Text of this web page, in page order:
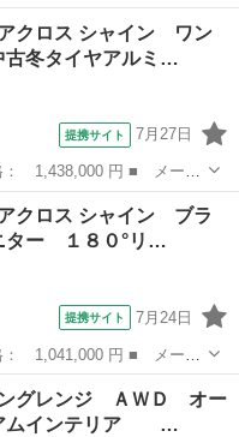
ジローバー ■ グレード
ールベース ディーゼル
クロス シャイン ワン
冬タイヤアルミ…
提携サイト 7月27日
アクロス ■ グレード
冬タイヤアルミ付 クル
クロス シャイン ブラ
ター １８０°リ…
提携サイト 7月24日
アクロス ■ グレード
ー １８０°リアビューカ
ングレンジ ＡＷＤ オー
アムインテリア …